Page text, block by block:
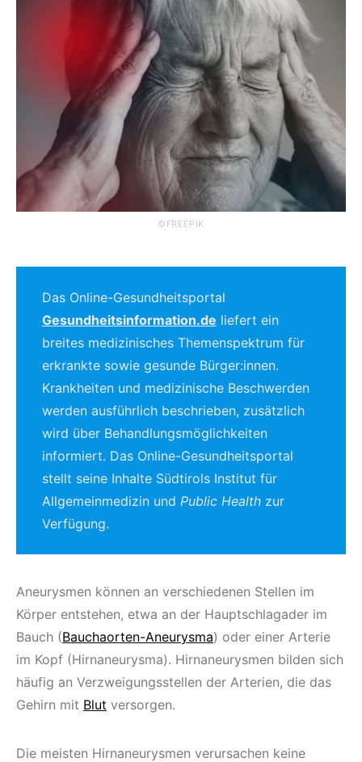
©FREEPIK
Das Online-Gesundheitsportal
Gesundheitsinformation.de liefert ein
breites medizinisches Themenspektrum für
erkrankte sowie gesunde Bürger:innen.
Krankheiten und medizinische Beschwerden
werden ausführlich beschrieben, zusätzlich
wird über Behandlungsmöglichkeiten
informiert. Das Online-Gesundheitsportal
stellt seine Inhalte Südtirols Institut für
Allgemeinmedizin und Public Health zur
Verfügung.
Aneurysmen können an verschiedenen Stellen im
Körper entstehen, etwa an der Hauptschlagader im
Bauch (Bauchaorten-Aneurysma) oder einer Arterie
im Kopf (Hirnaneurysma). Hirnaneurysmen bilden sich
häufig an Verzweigungsstellen der Arterien, die das
Gehirn mit Blut versorgen.
Die meisten Hirnaneurysmen verursachen keine